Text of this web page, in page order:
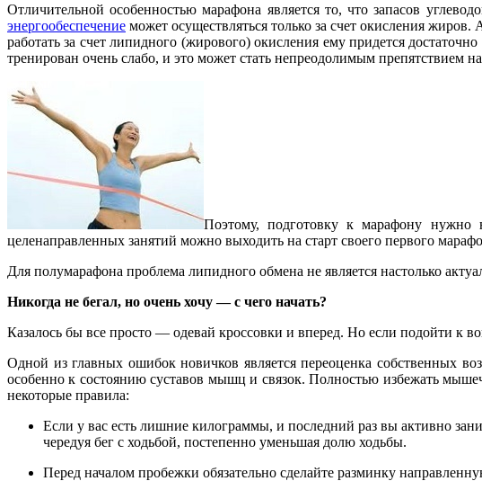
Отличительной особенностью марафона является то, что запасов
энергообеспечение может осуществляться только за счет окисления
работать за счет липидного (жирового) окисления ему придется
тренирован очень слабо, и это может стать непреодолимым препятствием
Поэтому, подготовку к марафону нужно
целенаправленных занятий можно выходить на старт своего первого
Для полумарафона проблема липидного обмена не является настолько
Никогда не бегал, но очень хочу — с чего начать?
Казалось бы все просто — одевай кроссовки и вперед. Но если подойти к
Одной из главных ошибок новичков является переоценка собственных
особенно к состоянию суставов мышц и связок. Полностью избежать
некоторые правила:
Если у вас есть лишние килограммы, и последний раз вы активно
чередуя бег с ходьбой, постепенно уменьшая долю ходьбы.
Перед началом пробежки обязательно сделайте разминку